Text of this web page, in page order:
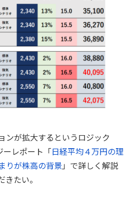
ンが拡大するというロジック
ーレポート「日経平均４万円の理
りが株高の背景」で詳しく解説
たい。